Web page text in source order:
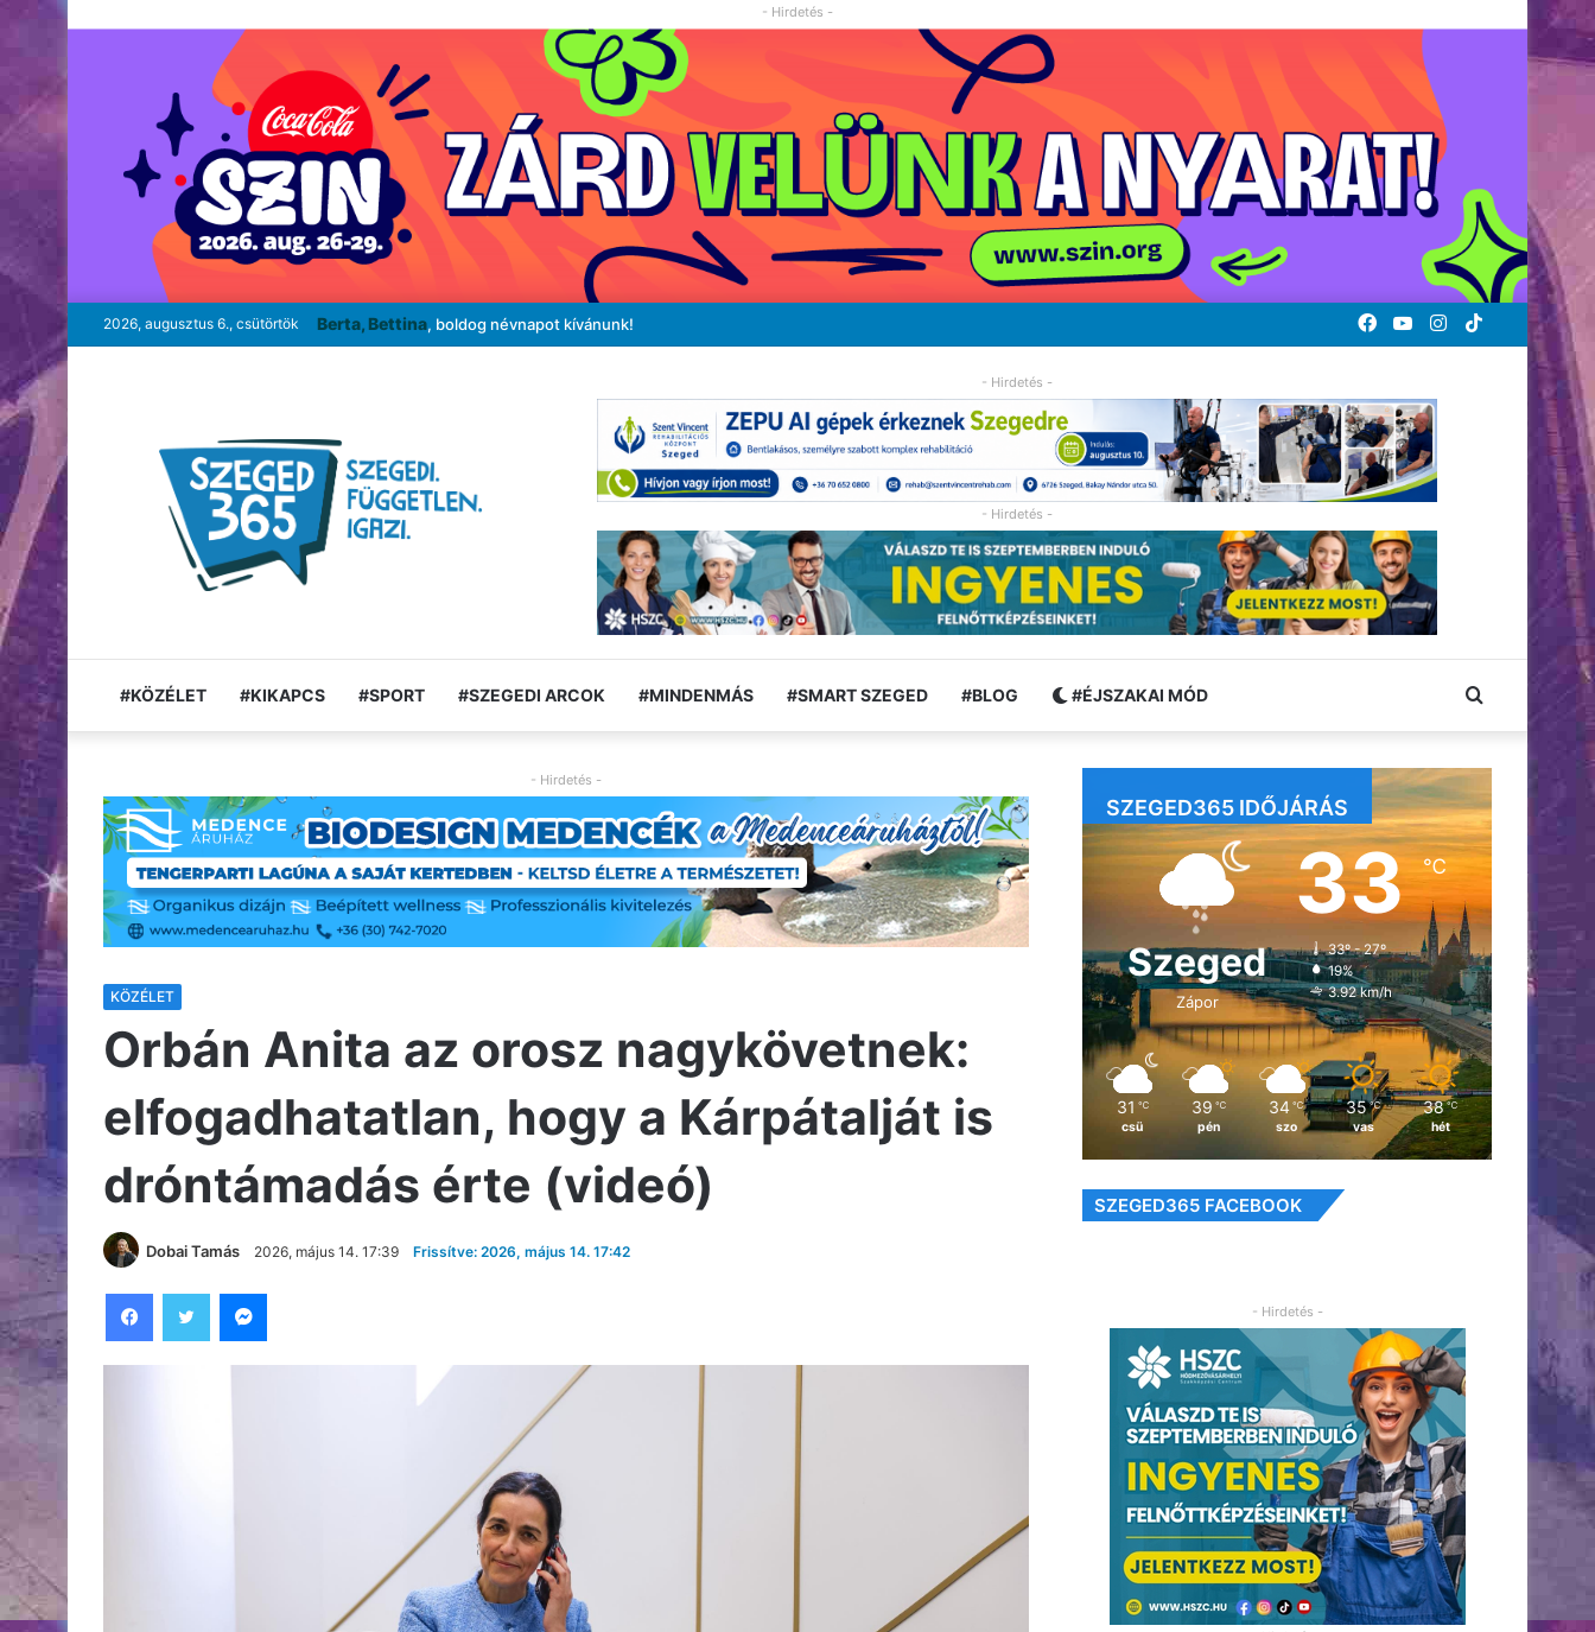
- Hirdetés -
2026, augusztus 6., csütörtök Berta, Bettina, boldog névnapot kívánunk! TikTok
Instagram
YouTube
Facebook
- Hirdetés -
- Hirdetés -
#KÖZÉLET #KIKAPCS #SPORT #SZEGEDI ARCOK #MINDENMÁS #SMART SZEGED #BLOG #ÉJSZAKAI MÓD Keresés:
- Hirdetés -
KÖZÉLET
Orbán Anita az orosz nagykövetnek:
elfogadhatatlan, hogy a Kárpátalját is
dróntámadás érte (videó)
Dobai Tamás 2026, május 14. 17:39 Frissítve: 2026, május 14. 17:42
SZEGED365 IDŐJÁRÁS
Szeged
Zápor
33℃
33º - 27º
19%
3.92 km/h
31 ℃
csü
39 ℃
pén
34 ℃
szo
35 ℃
vas
38 ℃
hét
SZEGED365 FACEBOOK
- Hirdetés -